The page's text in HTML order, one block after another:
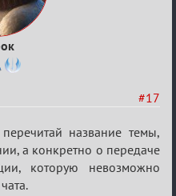
#17
название темы,
а конкретно о передаче
которую невозможно